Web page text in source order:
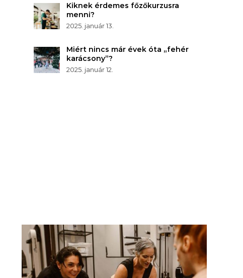
Kiknek érdemes főzőkurzusra
menni?
2025. január 13.
Miért nincs már évek óta „fehér
karácsony”?
2025. január 12.